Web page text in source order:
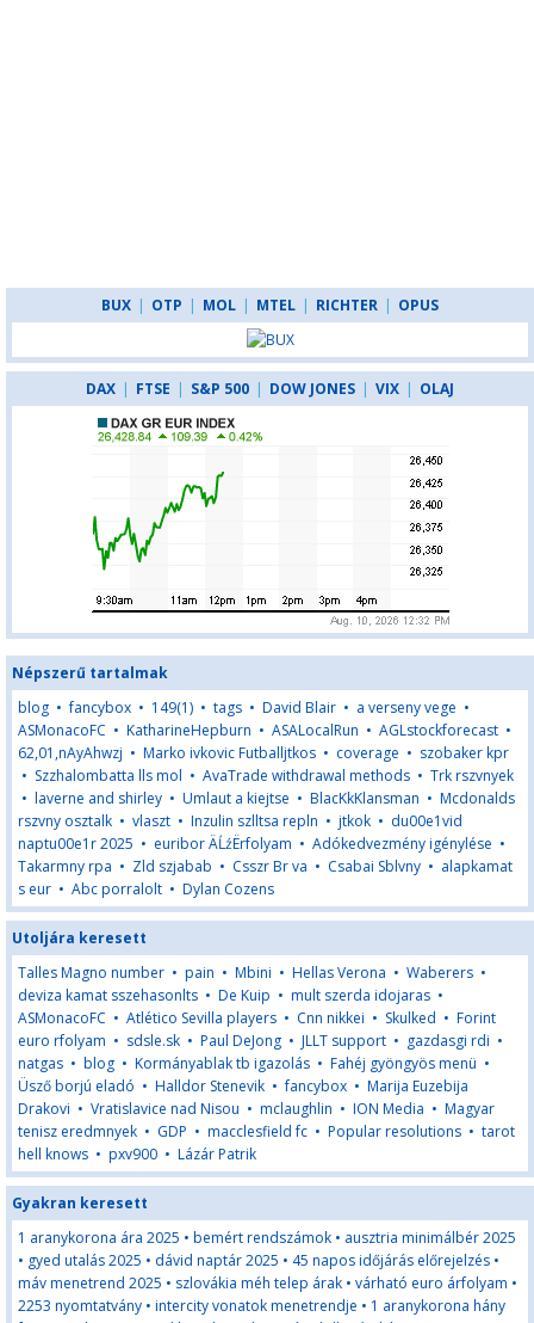
BUX | OTP | MOL | MTEL | RICHTER | OPUS
DAX | FTSE | S&P 500 | DOW JONES | VIX | OLAJ
Népszerű tartalmak
blog •fancybox • 149(1) • tags • David Blair • a verseny vege •
ASMonacoFC • KatharineHepburn • ASALocalRun • AGLstockforecast •
62,01,nAyAhwzj • Marko ivkovic Futballjtkos • coverage • szobaker kpr
• Szzhalombatta lls mol • AvaTrade withdrawal methods • Trk rszvnyek
• laverne and shirley • Umlaut a kiejtse • BlacKkKlansman • Mcdonalds
rszvny osztalk • vlaszt • Inzulin szlltsa repln • jtkok • du00e1vid
naptu00e1r 2025 • euribor ÄĹźËrfolyam • Adókedvezmény igénylése •
Takarmny rpa • Zld szjabab • Csszr Br va • Csabai Sblvny • alapkamat
s eur • Abc porralolt • Dylan Cozens
Utoljára keresett
Talles Magno number • pain • Mbini • Hellas Verona • Waberers •
deviza kamat sszehasonlts • De Kuip • mult szerda idojaras •
ASMonacoFC • Atlético Sevilla players • Cnn nikkei • Skulked • Forint
euro rfolyam • sdsle.sk • Paul DeJong • JLLT support • gazdasgi rdi •
natgas • blog • Kormányablak tb igazolás • Fahéj gyöngyös menü •
Üsző borjú eladó • Halldor Stenevik •fancybox • Marija Euzebija
Drakovi • Vratislavice nad Nisou • mclaughlin • ION Media • Magyar
tenisz eredmnyek • GDP • macclesfield fc • Popular resolutions • tarot
hell knows • pxv900 • Lázár Patrik
Gyakran keresett
1 aranykorona ára 2025 • bemért rendszámok • ausztria minimálbér 2025
• gyed utalás 2025 • dávid naptár 2025 • 45 napos időjárás előrejelzés •
máv menetrend 2025 • szlovákia méh telep árak • várható euro árfolyam •
2253 nyomtatvány • intercity vonatok menetrendje • 1 aranykorona hány